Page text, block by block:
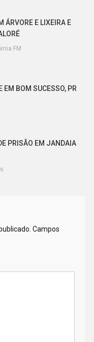
ÁRVORE E LIXEIRA E
FM
EM BOM SUCESSO, PR
PRISÃO EM JANDAIA
Campos